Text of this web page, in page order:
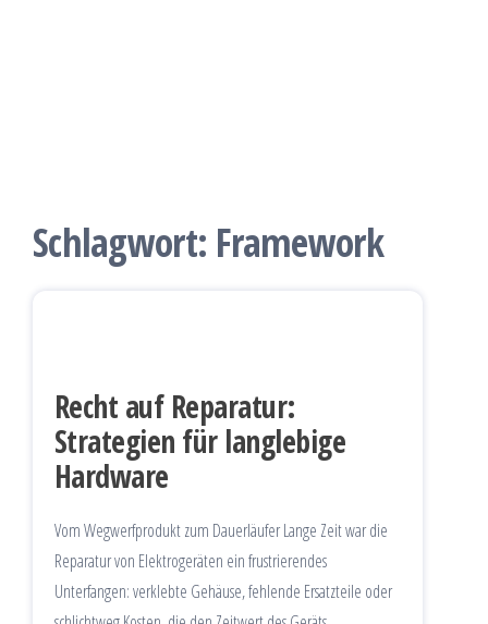
Schlagwort: Framework
Recht auf Reparatur:
Strategien für langlebige
Hardware
Vom Wegwerfprodukt zum Dauerläufer Lange Zeit war die
Reparatur von Elektrogeräten ein frustrierendes
Unterfangen: verklebte Gehäuse, fehlende Ersatzteile oder